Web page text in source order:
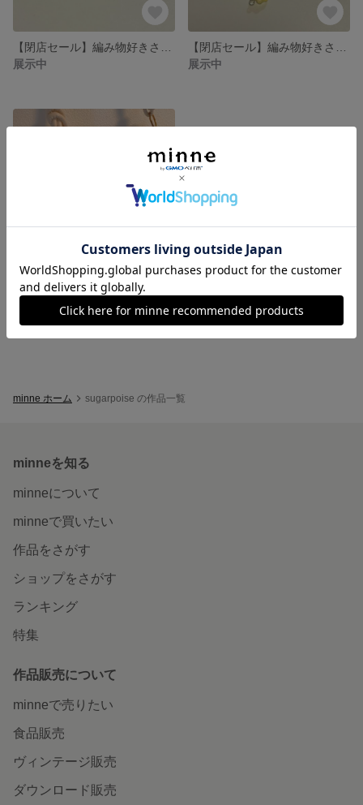
展示中
展示中
minne ホーム sugarpoise の作品一覧
minneを知る
minneについて
minneで買いたい
作品をさがす
ショップをさがす
ランキング
特集
作品販売について
minneで売りたい
食品販売
ヴィンテージ販売
ダウンロード販売